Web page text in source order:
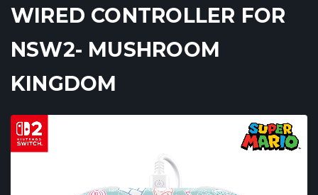
WIRED CONTROLLER FOR
NSW2- MUSHROOM
KINGDOM